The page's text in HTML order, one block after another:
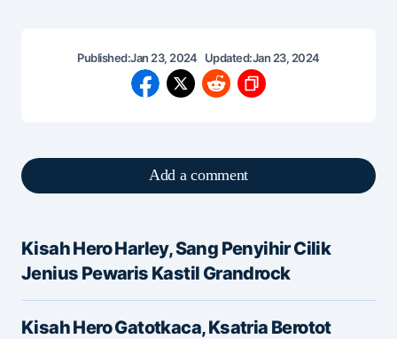
Published:Jan 23, 2024 Updated:Jan 23, 2024
Add a comment
Alamat email Anda tidak akan dipublikasikan.
Ruas yang wajib ditandai*
Message*
Kisah Hero Harley, Sang Penyihir Cilik
Jenius Pewaris Kastil Grandrock
Kisah Hero Gatotkaca, Ksatria Berotot